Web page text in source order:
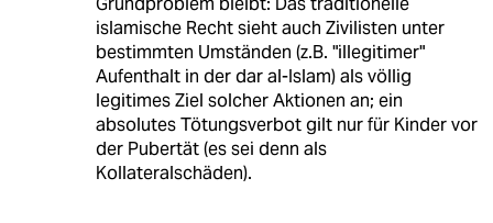
islamische Recht sieht auch Zivilisten unter
bestimmten Umständen (z.B. "illegitimer"
Aufenthalt in der dar al-Islam) als völlig
legitimes Ziel solcher Aktionen an; ein
absolutes Tötungsverbot gilt nur für Kinder vor
der Pubertät (es sei denn als
Kollateralschäden).